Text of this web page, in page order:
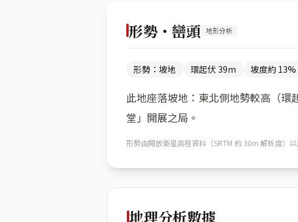
形勢・巒頭 地形分析
形勢：坡地 環起伏 39m 坡度約 13%
此地座落坡地：東北側地勢較高（
堂」開展之局。
形勢由開放衛星高程資料（SRTM 約 30m 解析度）
地理分析數據